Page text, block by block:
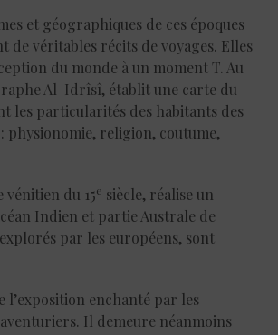
et géographiques de ces époques
de véritables récits de voyages. Elles
du monde à un moment T. Au
Al-Idrîsî, établit une carte du
les particularités des habitants des
physionomie, religion, coutume,
du 15e siècle, réalise un
Indien et partie Australe de
par les européens, sont
l’exposition enchanté par les
aventuriers. Il demeure néanmoins